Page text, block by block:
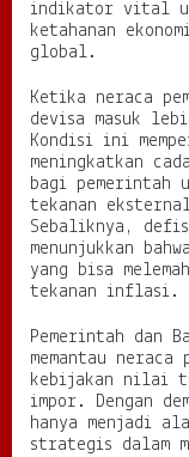
indikator vital
ketahanan
global.
Ketika neraca
devisa masuk
Kondisi ini
meningkatkan
bagi pemerintah
tekanan
Sebaliknya,
menunjukkan
yang bisa
tekanan inflasi.
Pemerintah dan
memantau neraca
kebijakan nilai
impor. Dengan
hanya menjadi
strategis dalam